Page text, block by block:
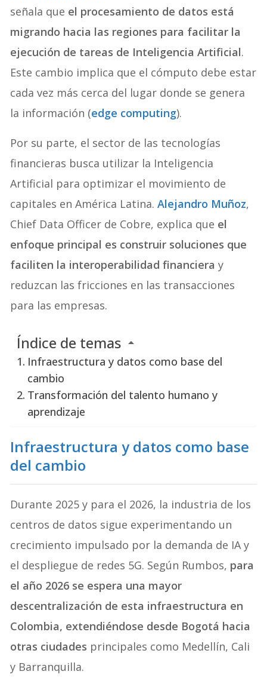
señala que el procesamiento de datos está
migrando hacia las regiones para facilitar la
ejecución de tareas de Inteligencia Artificial.
Este cambio implica que el cómputo debe estar
cada vez más cerca del lugar donde se genera
la información (edge computing).
Por su parte, el sector de las tecnologías
financieras busca utilizar la Inteligencia
Artificial para optimizar el movimiento de
capitales en América Latina.Alejandro Muñoz,
Chief Data Officer de Cobre, explica que el
enfoque principal es construir soluciones que
faciliten la interoperabilidad financieray
reduzcan las fricciones en las transacciones
para las empresas.
Índice de temas
Infraestructura y datos como base del
cambio
Transformación del talento humano y
aprendizaje
Infraestructura y datos como base
del cambio
Durante 2025 y para el 2026, la industria de los
centros de datos sigue experimentando un
crecimiento impulsado por la demanda de IA y
el despliegue de redes 5G. Según Rumbos, para
el año 2026 se espera una mayor
descentralización de esta infraestructura en
Colombia, extendiéndose desde Bogotá hacia
otras ciudades principales como Medellín, Cali
y Barranquilla.